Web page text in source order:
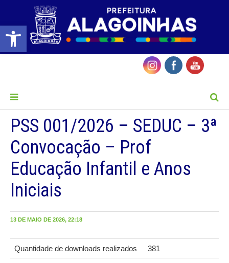
Barra de Ferramentas Aberta
PSS 001/2026 – SEDUC – 3ª
Convocação – Prof
Educação Infantil e Anos
Iniciais
13 DE MAIO DE 2026, 22:18
Quantidade de downloads realizados 381